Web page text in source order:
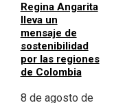
Regina Angarita
lleva un
mensaje de
sostenibilidad
por las regiones
de Colombia
8 de agosto de